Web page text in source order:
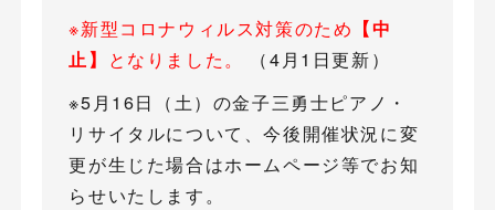
※新型コロナウィルス対策のため 【中
止】 となりました。
（4月1日更新）
※5月16日（土）の金子三勇士ピアノ・
リサイタルについて、今後開催状況に変
更が生じた場合はホームページ等でお知
らせいたします。